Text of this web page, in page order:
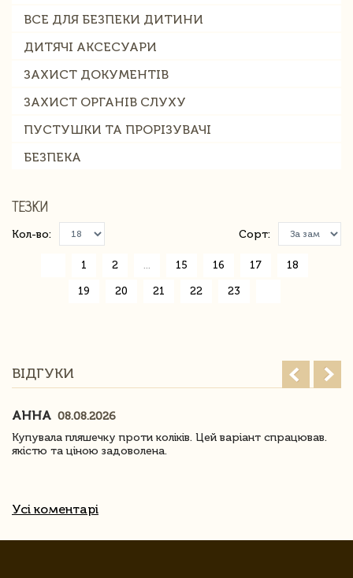
ВСЕ ДЛЯ БЕЗПЕКИ ДИТИНИ
ДИТЯЧІ АКСЕСУАРИ
ЗАХИСТ ДОКУМЕНТІВ
ЗАХИСТ ОРГАНІВ СЛУХУ
ПУСТУШКИ ТА ПРОРІЗУВАЧІ
БЕЗПЕКА
ТЕЗКИ
Кол-во: Сорт:
1 2 15 16 17 18
19 20 21 22 23
ВІДГУКИ
АННА 08.08.2026
Купувала пляшечку проти коліків. Цей варіант спрацював.
якістю та ціною задоволена.
Усі коментарі